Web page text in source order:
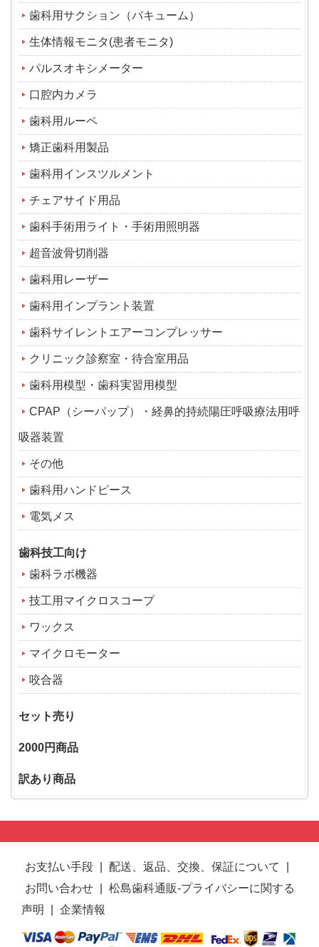
歯科用サクション（バキューム）
生体情報モニタ(患者モニタ)
パルスオキシメーター
口腔内カメラ
歯科用ルーペ
矯正歯科用製品
歯科用インスツルメント
チェアサイド用品
歯科手術用ライト・手術用照明器
超音波骨切削器
歯科用レーザー
歯科用インプラント装置
歯科サイレントエアーコンプレッサー
クリニック診察室・待合室用品
歯科用模型・歯科実習用模型
CPAP（シーパップ）・経鼻的持続陽圧呼吸療法用呼
吸器装置
その他
歯科用ハンドピース
電気メス
歯科技工向け
歯科ラボ機器
技工用マイクロスコープ
ワックス
マイクロモーター
咬合器
セット売り
2000円商品
訳あり商品
お支払い手段 配送、返品、交換、保証について
お問い合わせ
松島歯科通販-プライバシーに関する
声明
企業情報